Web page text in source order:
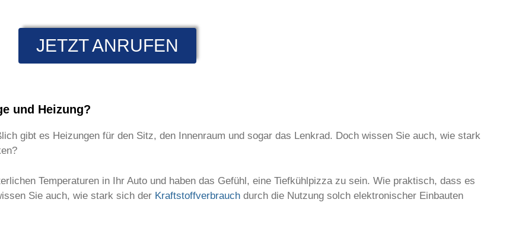
JETZT ANRUFEN
und Heizung?
gibt es Heizungen für den Sitz, den Innenraum und sogar das Lenkrad. Doch wissen Sie auch, wie stark
Temperaturen in Ihr Auto und haben das Gefühl, eine Tiefkühlpizza zu sein. Wie praktisch, dass es
Sie auch, wie stark sich der Kraftstoffverbrauch durch die Nutzung solch elektronischer Einbauten